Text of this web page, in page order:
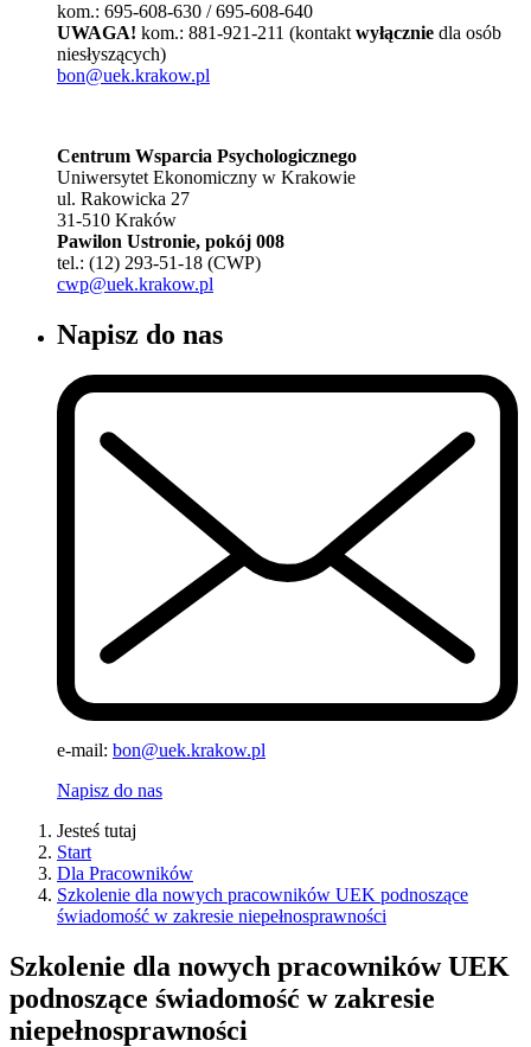
kom.: 695-608-630 / 695-608-640
UWAGA! kom.: 881-921-211 (kontakt wyłącznie dla osób
niesłyszących)
bon@uek.krakow.pl
Centrum Wsparcia Psychologicznego
Uniwersytet Ekonomiczny w Krakowie
ul. Rakowicka 27
31-510 Kraków
Pawilon Ustronie, pokój 008
tel.: (12) 293-51-18 (CWP)
cwp@uek.krakow.pl
Napisz do nas
e-mail: bon@uek.krakow.pl
Napisz do nas
Jesteś tutaj
Start
Dla Pracowników
Szkolenie dla nowych pracowników UEK podnoszące
świadomość w zakresie niepełnosprawności
Szkolenie dla nowych pracowników UEK
podnoszące świadomość w zakresie
niepełnosprawności